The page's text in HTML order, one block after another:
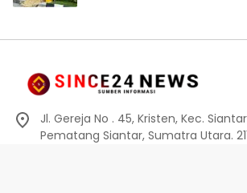
Jl. Gereja No . 45, Kristen, Kec.
Pematang Siantar, Sumatra Utara.